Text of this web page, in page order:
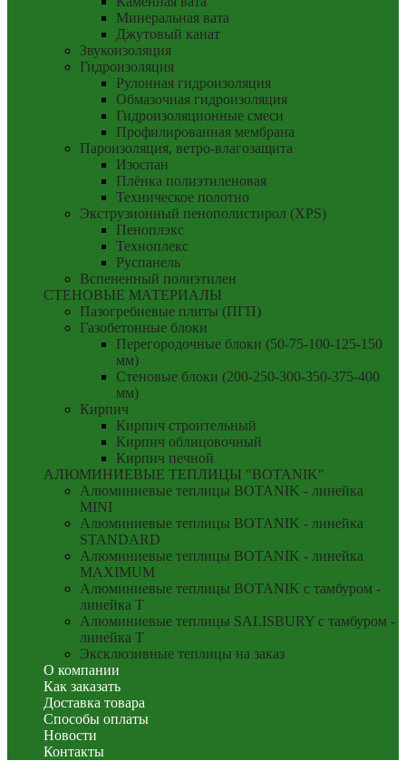
Минеральная вата
Джутовый канат
Звукоизоляция
Гидроизоляция
Рулонная гидроизоляция
Обмазочная гидроизоляция
Гидроизоляционные смеси
Профилированная мембрана
Пароизоляция, ветро-влагозащита
Изоспан
Плёнка полиэтиленовая
Техническое полотно
Экструзионный пенополистирол (XPS)
Пеноплэкс
Техноплекс
Руспанель
Вспененный полиэтилен
СТЕНОВЫЕ МАТЕРИАЛЫ
Пазогребневые плиты (ПГП)
Газобетонные блоки
Перегородочные блоки (50-75-100-125-150
мм)
Стеновые блоки (200-250-300-350-375-400
мм)
Кирпич
Кирпич строительный
Кирпич облицовочный
Кирпич печной
АЛЮМИНИЕВЫЕ ТЕПЛИЦЫ "BOTANIK"
Алюминиевые теплицы BOTANIK - линейка
MINI
Алюминиевые теплицы BOTANIK - линейка
STANDARD
Алюминиевые теплицы BOTANIK - линейка
MAXIMUM
Алюминиевые теплицы BOTANIK с тамбуром -
линейка T
Алюминиевые теплицы SALISBURY с тамбуром -
линейка T
Эксклюзивные теплицы на заказ
О компании
Как заказать
Доставка товара
Способы оплаты
Новости
Контакты